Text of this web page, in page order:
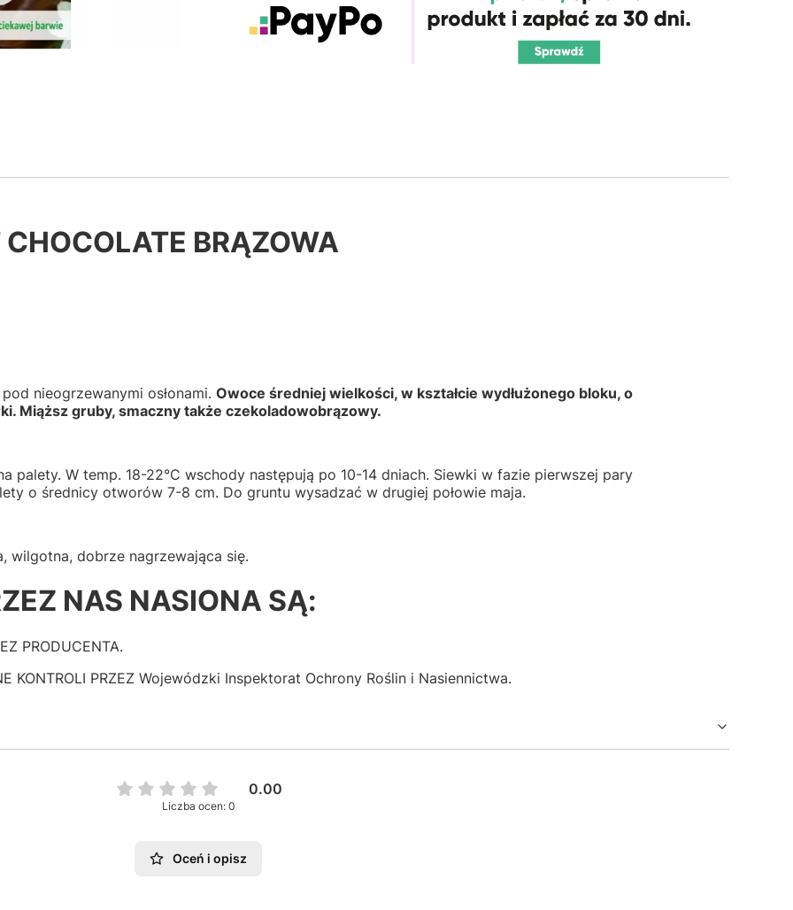
BRĄZOWA
nieogrzewanymi osłonami. Owoce średniej wielkości, w kształcie wydłużonego bloku, o
Miąższ gruby, smaczny także czekoladowobrązowy.
palety. W temp. 18-22°C wschody następują po 10-14 dniach. Siewki w fazie pierwszej pary
o średnicy otworów 7-8 cm. Do gruntu wysadzać w drugiej połowie maja.
wilgotna, dobrze nagrzewająca się.
NAS NASIONA SĄ:
PRODUCENTA.
KONTROLI PRZEZ Wojewódzki Inspektorat Ochrony Roślin i Nasiennictwa.
0.00
Liczba ocen: 0
Oceń i opisz